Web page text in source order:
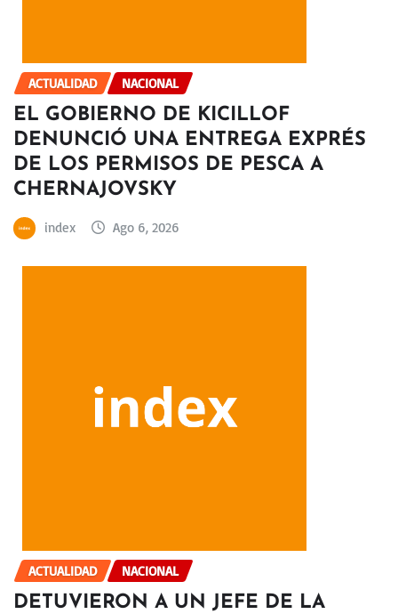
ACTUALIDAD NACIONAL
EL GOBIERNO DE KICILLOF
DENUNCIÓ UNA ENTREGA EXPRÉS
DE LOS PERMISOS DE PESCA A
CHERNAJOVSKY
index Ago 6, 2026
ACTUALIDAD NACIONAL
DETUVIERON A UN JEFE DE LA